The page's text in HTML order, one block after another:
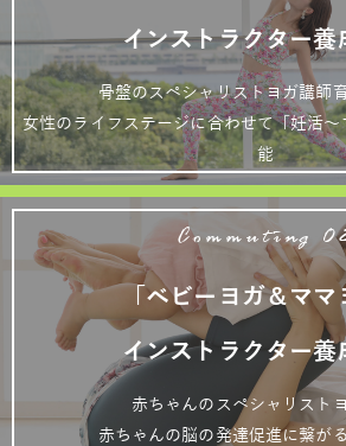
インストラクター養
骨盤のスペシャリストヨガ講師
女性のライフステージに合わせて「妊活
能
Commuting
「ベビーヨガ＆マ
インストラクター養
赤ちゃんのスペシャリスト
赤ちゃんの脳の発達促進に繋が